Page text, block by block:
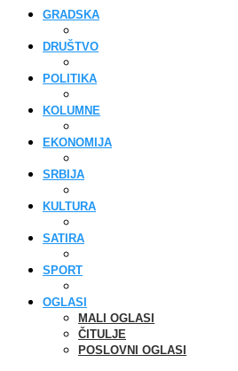
GRADSKA
DRUŠTVO
POLITIKA
KOLUMNE
EKONOMIJA
SRBIJA
KULTURA
SATIRA
SPORT
OGLASI
MALI OGLASI
ČITULJE
POSLOVNI OGLASI